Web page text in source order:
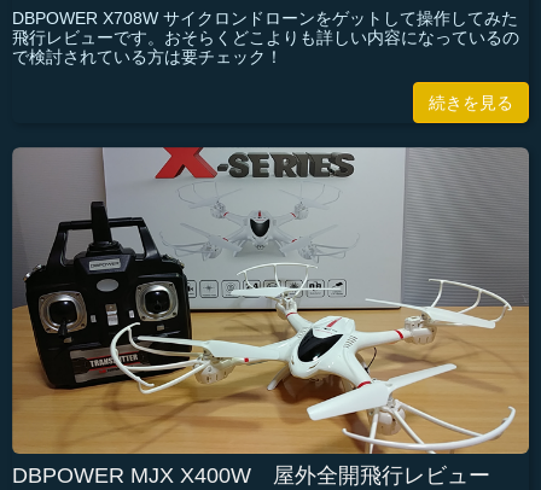
DBPOWER X708W サイクロンドローンをゲットして操作してみた
飛行レビューです。おそらくどこよりも詳しい内容になっているの
で検討されている方は要チェック！
続きを見る
DBPOWER MJX X400W 屋外全開飛行レビュー